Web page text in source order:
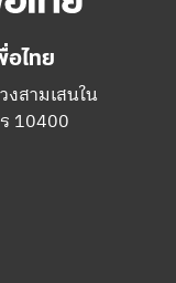
ไทย
สามเสนใน
10400